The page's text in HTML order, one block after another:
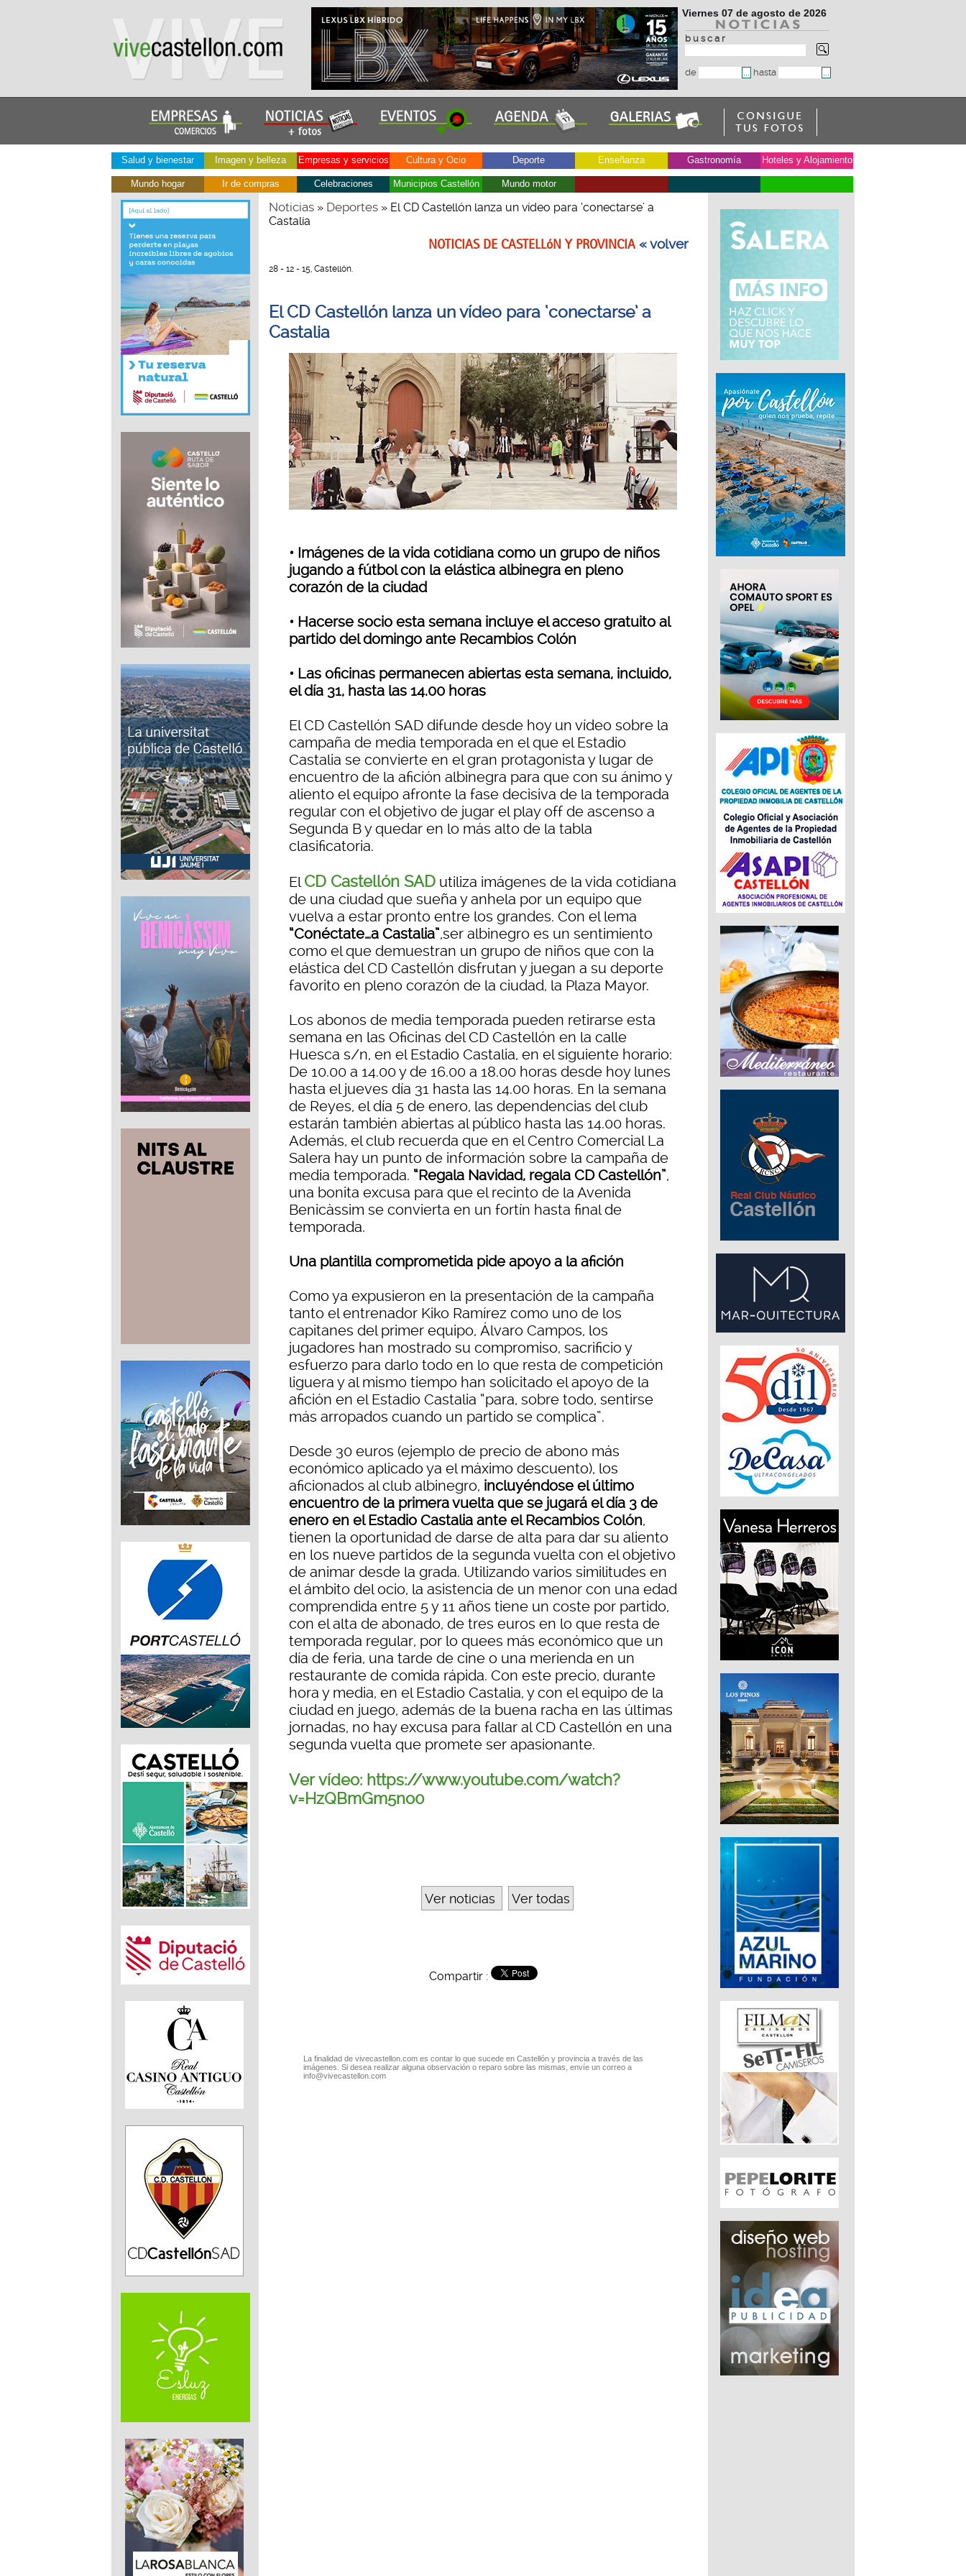
Viernes 07 de agosto de 2026
b u s c a r
de hasta
Salud y bienestar Imagen y belleza Empresas y servicios Cultura y Ocio Deporte Enseñanza Gastronomía Hoteles y Alojamiento
Mundo hogar Ir de compras Celebraciones Municipios Castellón Mundo motor
Noticias» Deportes» El CD Castellón lanza un vídeo para ‘conectarse’ a
Castalia
NOTICIAS DE CASTELLóN Y PROVINCIA« volver
28 - 12 - 15, Castellón.
El CD Castellón lanza un vídeo para ‘conectarse’ a
Castalia
• Imágenes de la vida cotidiana como un grupo de niños
jugando a fútbol con la elástica albinegra en pleno
corazón de la ciudad
• Hacerse socio esta semana incluye el acceso gratuito al
partido del domingo ante Recambios Colón
• Las oficinas permanecen abiertas esta semana, incluido,
el día 31, hasta las 14.00 horas
El CD Castellón SAD difunde desde hoy un vídeo sobre la
campaña de media temporada en el que el Estadio
Castalia se convierte en el gran protagonista y lugar de
encuentro de la afición albinegra para que con su ánimo y
aliento el equipo afronte la fase decisiva de la temporada
regular con el objetivo de jugar el play off de ascenso a
Segunda B y quedar en lo más alto de la tabla
clasificatoria.
ElCD Castellón SAD utiliza imágenes de la vida cotidiana
de una ciudad que sueña y anhela por un equipo que
vuelva a estar pronto entre los grandes. Con el lema
“Conéctate…a Castalia”,ser albinegro es un sentimiento
como el que demuestran un grupo de niños que con la
elástica del CD Castellón disfrutan y juegan a su deporte
favorito en pleno corazón de la ciudad, la Plaza Mayor.
Los abonos de media temporada pueden retirarse esta
semana en las Oficinas del CD Castellón en la calle
Huesca s/n, en el Estadio Castalia, en el siguiente horario:
De 10.00 a 14.00 y de 16.00 a 18.00 horas desde hoy lunes
hasta el jueves día 31 hasta las 14.00 horas. En la semana
de Reyes, el día 5 de enero, las dependencias del club
estarán también abiertas al público hasta las 14.00 horas.
Además, el club recuerda que en el Centro Comercial La
Salera hay un punto de información sobre la campaña de
media temporada. “Regala Navidad, regala CD Castellón”,
una bonita excusa para que el recinto de la Avenida
Benicàssim se convierta en un fortín hasta final de
temporada.
Una plantilla comprometida pide apoyo a la afición
Como ya expusieron en la presentación de la campaña
tanto el entrenador Kiko Ramírez como uno de los
capitanes del primer equipo, Álvaro Campos, los
jugadores han mostrado su compromiso, sacrificio y
esfuerzo para darlo todo en lo que resta de competición
liguera y al mismo tiempo han solicitado el apoyo de la
afición en el Estadio Castalia “para, sobre todo, sentirse
más arropados cuando un partido se complica”.
Desde 30 euros (ejemplo de precio de abono más
económico aplicado ya el máximo descuento), los
aficionados al club albinegro, incluyéndose el último
encuentro de la primera vuelta que se jugará el día 3 de
enero en el Estadio Castalia ante el Recambios Colón,
tienen la oportunidad de darse de alta para dar su aliento
en los nueve partidos de la segunda vuelta con el objetivo
de animar desde la grada. Utilizando varios similitudes en
el ámbito del ocio, la asistencia de un menor con una edad
comprendida entre 5 y 11 años tiene un coste por partido,
con el alta de abonado, de tres euros en lo que resta de
temporada regular, por lo quees más económico que un
día de feria, una tarde de cine o una merienda en un
restaurante de comida rápida. Con este precio, durante
hora y media, en el Estadio Castalia, y con el equipo de la
ciudad en juego, además de la buena racha en las últimas
jornadas, no hay excusa para fallar al CD Castellón en una
segunda vuelta que promete ser apasionante.
Ver vídeo: https://www.youtube.com/watch?
v=HzQBmGm5no0
Ver noticias Ver todas
Compartir :
La finalidad de vivecastellon.com es contar lo que sucede en Castellón y provincia a través de las
imágenes. Si desea realizar alguna observación o reparo sobre las mismas, envíe un correo a
info@vivecastellon.com